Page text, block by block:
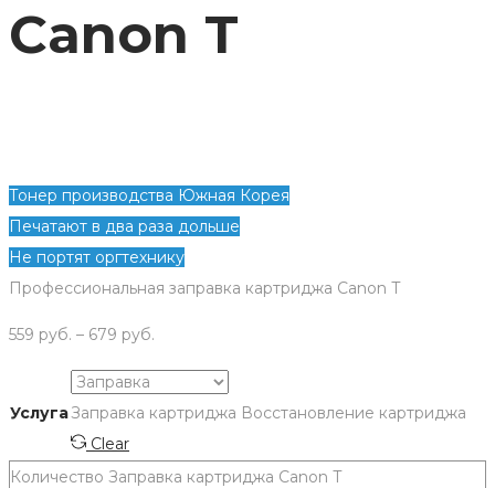
Canon T
Тонер производства Южная Корея
Печатают в два раза дольше
Не портят оргтехнику
Профессиональная заправка картриджа Canon T
559 руб. – 679 руб.
УслугаЗаправка картриджа Восстановление картриджа
Clear
Количество Заправка картриджа Canon T